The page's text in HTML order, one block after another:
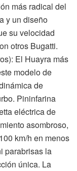
más radical del
y un diseño
su velocidad
otros Bugatti.
El Huayra más
modelo de
de
Pininfarina
eléctrica de
asombroso,
km/h en menos
parabrisas la
única. La